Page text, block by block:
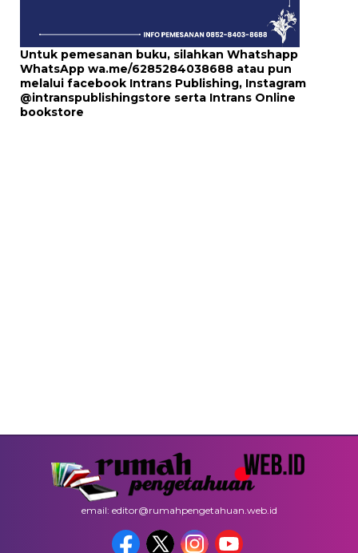
Untuk pemesanan buku, silahkan Whatshapp
WhatsApp wa.me/6285284038688 atau pun
melalui facebook Intrans Publishing, Instagram
@intranspublishingstore serta Intrans Online
bookstore
email: editor@rumahpengetahuan.web.id